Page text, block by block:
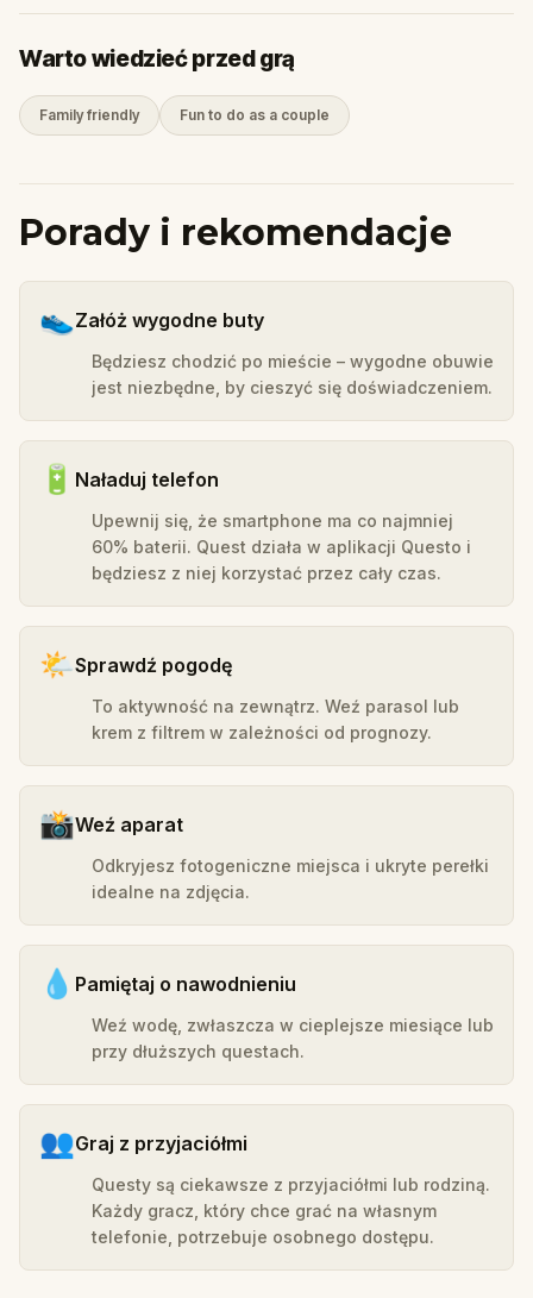
Warto wiedzieć przed grą
Family friendly Fun to do as a couple
Porady i rekomendacje
👟Załóż wygodne buty
Będziesz chodzić po mieście – wygodne obuwie
jest niezbędne, by cieszyć się doświadczeniem.
🔋 Naładuj telefon
Upewnij się, że smartphone ma co najmniej
60% baterii. Quest działa w aplikacji Questo i
będziesz z niej korzystać przez cały czas.
🌤️Sprawdź pogodę
To aktywność na zewnątrz. Weź parasol lub
krem z filtrem w zależności od prognozy.
📸Weź aparat
Odkryjesz fotogeniczne miejsca i ukryte perełki
idealne na zdjęcia.
💧 Pamiętaj o nawodnieniu
Weź wodę, zwłaszcza w cieplejsze miesiące lub
przy dłuższych questach.
👥Graj z przyjaciółmi
Questy są ciekawsze z przyjaciółmi lub rodziną.
Każdy gracz, który chce grać na własnym
telefonie, potrzebuje osobnego dostępu.